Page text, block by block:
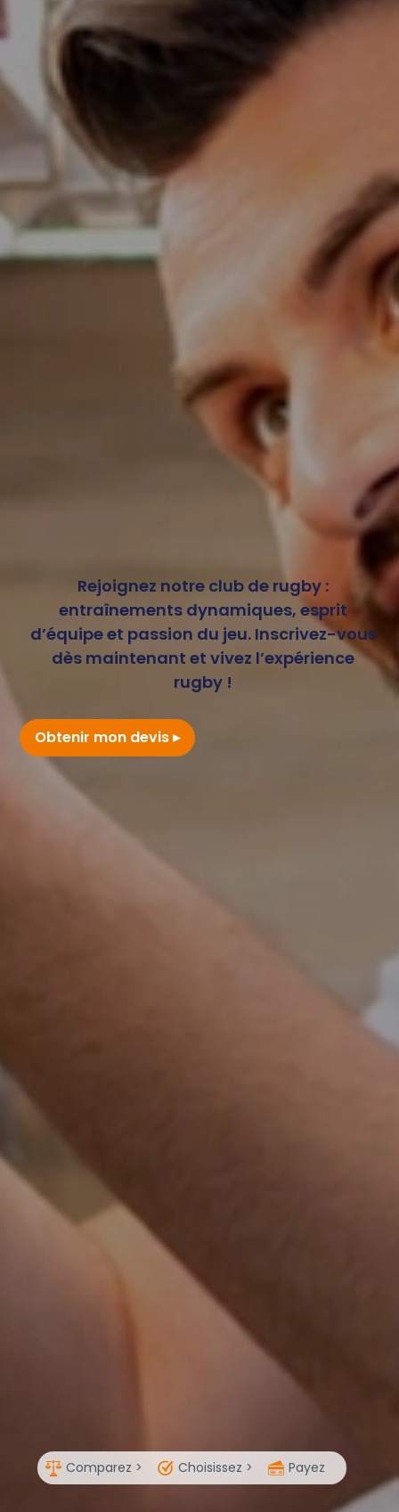
Rejoignez notre club de rugby :
entraînements dynamiques, esprit
d’équipe et passion du jeu. Inscrivez-vous
dès maintenant et vivez l’expérience
rugby !
Obtenir mon devis
Comparez > Choisissez > Payez